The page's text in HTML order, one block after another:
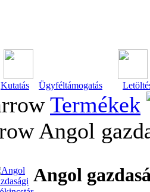
Kutatás Ügyféltámogatás
Termékek
Angol
Angol